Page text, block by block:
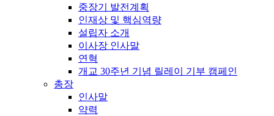
중장기 발전계획
인재상 및 핵심역량
설립자 소개
이사장 인사말
연혁
개교 30주년 기념 릴레이 기부 캠페인
총장
인사말
약력